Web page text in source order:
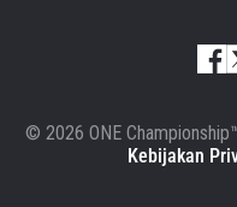
© 2026 ONE
Kebijakan